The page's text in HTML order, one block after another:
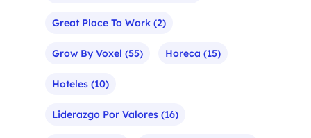
Great Place To Work (2)
Grow By Voxel (55) Horeca (15)
Hoteles (10)
Liderazgo Por Valores (16)